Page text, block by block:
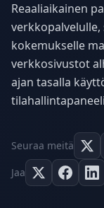
Reaaliaikainen
kokemukselle
verkkosivustot
ajan tasalla
Seuraa meitä
Jaa